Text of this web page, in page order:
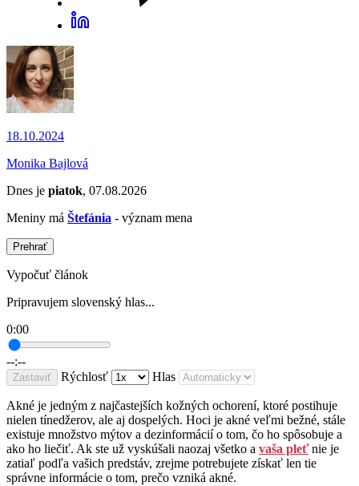
18.10.2024
Monika Bajlová
Dnes je piatok, 07.08.2026
Meniny má Štefánia - význam mena
Prehrať
Vypočuť článok
Pripravujem slovenský hlas...
0:00
--:--
Zastaviť Rýchlosť Hlas
Akné je jedným z najčastejších kožných ochorení, ktoré postihuje
nielen tínedžerov, ale aj dospelých. Hoci je akné veľmi bežné, stále
existuje množstvo mýtov a dezinformácií o tom, čo ho spôsobuje a
ako ho liečiť. Ak ste už vyskúšali naozaj všetko a vaša pleťnie je
zatiaľ podľa vašich predstáv, zrejme potrebujete získať len tie
správne informácie o tom, prečo vzniká akné.